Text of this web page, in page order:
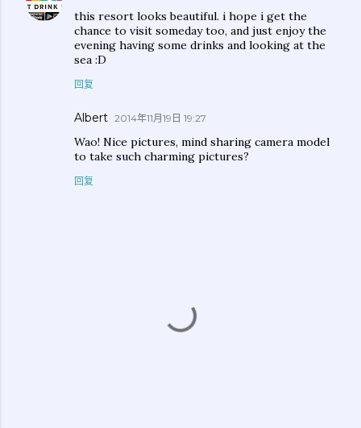
this resort looks beautiful. i hope i get the
chance to visit someday too, and just enjoy the
evening having some drinks and looking at the
sea :D
回复
Albert 2014年11月19日 19:27
Wao! Nice pictures, mind sharing camera model
to take such charming pictures?
回复